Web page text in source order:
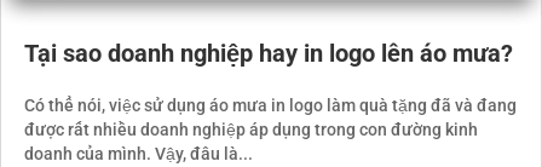
Tại sao doanh nghiệp hay in logo lên áo mưa?
Có thể nói, việc sử dụng áo mưa in logo làm quà tặng đã và đang
được rất nhiều doanh nghiệp áp dụng trong con đường kinh
doanh của mình. Vậy, đâu là...